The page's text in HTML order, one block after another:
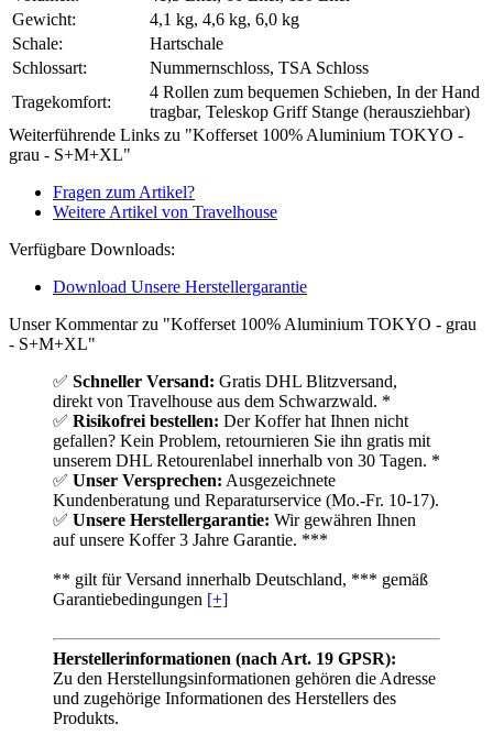
Gewicht:
4,1 kg, 4,6 kg, 6,0 kg
Schale:
Hartschale
Schlossart:
Nummernschloss, TSA Schloss
Tragekomfort:
4 Rollen zum bequemen Schieben, In der Hand
tragbar, Teleskop Griff Stange (herausziehbar)
Weiterführende Links zu "Kofferset 100% Aluminium TOKYO -
grau - S+M+XL"
Fragen zum Artikel?
Weitere Artikel von Travelhouse
Verfügbare Downloads:
Download Unsere Herstellergarantie
Unser Kommentar zu "Kofferset 100% Aluminium TOKYO - grau
- S+M+XL"
✅ Schneller Versand: Gratis DHL Blitzversand,
direkt von Travelhouse aus dem Schwarzwald. *
✅ Risikofrei bestellen: Der Koffer hat Ihnen nicht
gefallen? Kein Problem, retournieren Sie ihn gratis mit
unserem DHL Retourenlabel innerhalb von 30 Tagen. *
✅ Unser Versprechen: Ausgezeichnete
Kundenberatung und Reparaturservice (Mo.-Fr. 10-17).
✅ Unsere Herstellergarantie: Wir gewähren Ihnen
auf unsere Koffer 3 Jahre Garantie. ***
** gilt für Versand innerhalb Deutschland, *** gemäß
Garantiebedingungen [+]
Herstellerinformationen (nach Art. 19 GPSR):
Zu den Herstellungsinformationen gehören die Adresse
und zugehörige Informationen des Herstellers des
Produkts.